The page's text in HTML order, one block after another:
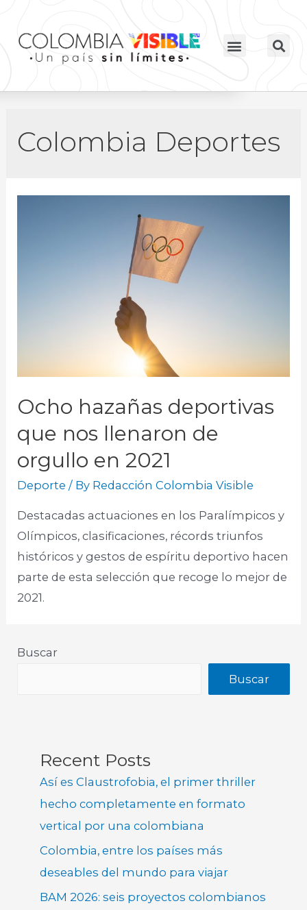
Colombia Deportes
Ocho hazañas deportivas
que nos llenaron de
orgullo en 2021
Deporte / By Redacción Colombia Visible
Destacadas actuaciones en los Paralímpicos y
Olímpicos, clasificaciones, récords triunfos
históricos y gestos de espíritu deportivo hacen
parte de esta selección que recoge lo mejor de
2021.
Buscar
Buscar
Recent Posts
Así es Claustrofobia, el primer thriller
hecho completamente en formato
vertical por una colombiana
Colombia, entre los países más
deseables del mundo para viajar
BAM 2026: seis proyectos colombianos